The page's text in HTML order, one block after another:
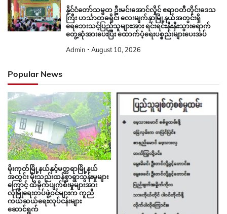
နိုင်ငံတော်သမ္မတ ဦးမင်းအောင်လှိုင် ဧရာဝတီတိုင်းဒေသ
ကြီး ဟင်္သာတခရိုင်၊ လေးမျက်နှာမြို့နယ်အတွင်းရှိ
ရေဘေးသင့်ပြည်သူများအား ရင်းရင်းနှီးနှီးသွားရောက်
တွေ့ဆုံအားပေးပြီး ထောက်ပံ့ရေးပစ္စည်းများပေးအပ်
Admin August 10, 2026
Popular News
မိုးကုတ်မြို့နယ်နှင့်မတ္တရာမြို့နယ်
အတွင်း မိုးသည်းထန်စွာရွာသွန်းမှုများ
ကြောင့် ထိခိုက်ပျက်စီးမှုများအား
လုံခြုံရေးတပ်ဖွဲ့ဝင်များက ကူညီ
ကယ်ဆယ်ရေးလုပ်ငန်းများ
ဆောင်ရွက်